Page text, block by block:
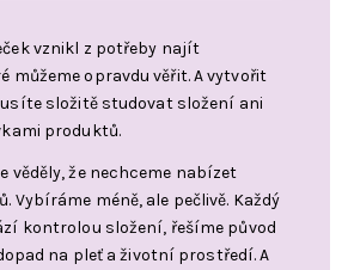
vznikl z potřeby najít
můžeme opravdu věřit. A vytvořit
složitě studovat složení ani
produktů.
věděly, že nechceme nabízet
Vybíráme méně, ale pečlivě. Každý
kontrolou složení, řešíme původ
na pleť a životní prostředí. A